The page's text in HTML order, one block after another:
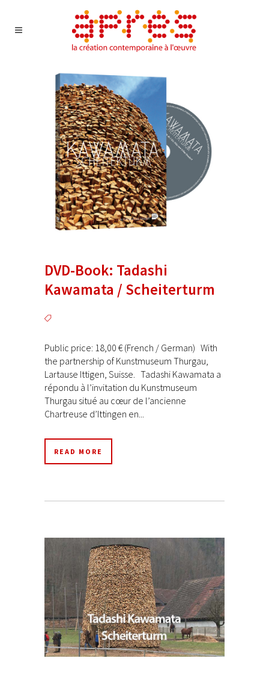
DVD-Book: Tadashi
Kawamata / Scheiterturm
Public price: 18,00 € (French / German) With
the partnership of Kunstmuseum Thurgau,
Lartause Ittigen, Suisse. Tadashi Kawamata a
répondu à l’invitation du Kunstmuseum
Thurgau situé au cœur de l’ancienne
Chartreuse d’Ittingen en...
READ MORE